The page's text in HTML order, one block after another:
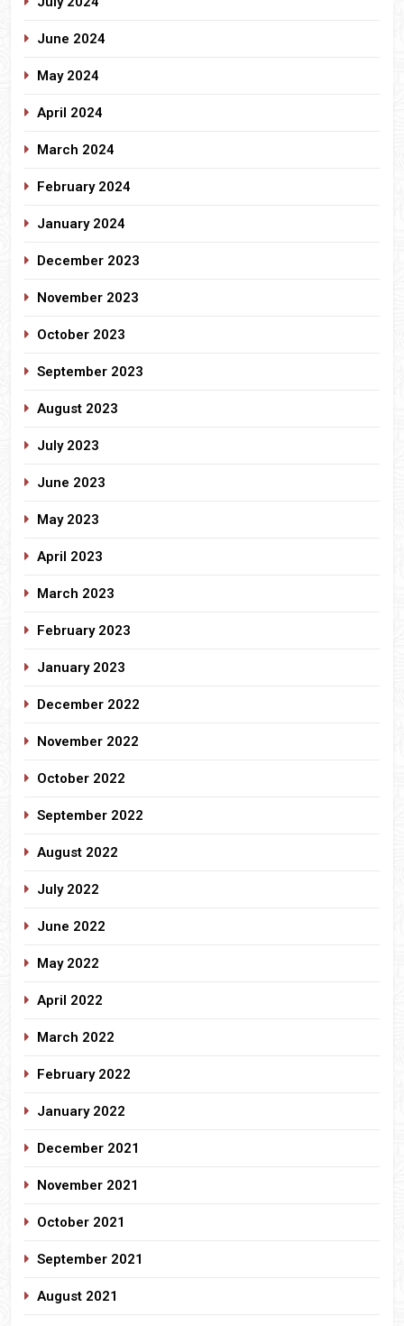
June 2024
May 2024
April 2024
March 2024
February 2024
January 2024
December 2023
November 2023
October 2023
September 2023
August 2023
July 2023
June 2023
May 2023
April 2023
March 2023
February 2023
January 2023
December 2022
November 2022
October 2022
September 2022
August 2022
July 2022
June 2022
May 2022
April 2022
March 2022
February 2022
January 2022
December 2021
November 2021
October 2021
September 2021
August 2021